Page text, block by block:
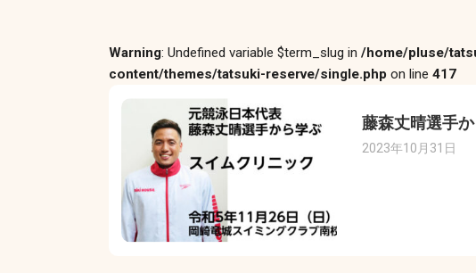
Warning: Undefined variable $term_slug in /home/pluse/
content/themes/tatsuki-reserve/single.php on line 417
藤森丈晴選手
2023年10月31日